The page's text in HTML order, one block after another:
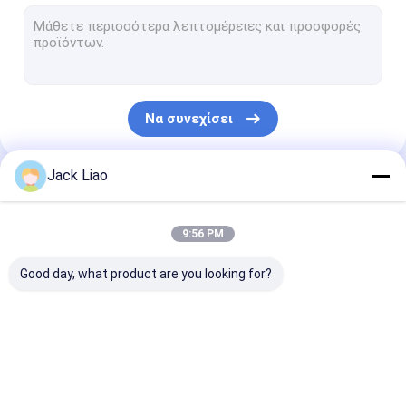
Αυτόματη μηχανή τυλίγματος σπειρών
Πυρήνας μετασχηματιστών που συσσωρεύει τον πίνακα
Ζαρωμένο πτερύγιο που διαμορφώνει τη μηχανή
Να συνεχίσει
Οι Κατηγορίες Μας
Jack Liao
9:56 PM
Good day, what product are you looking for?